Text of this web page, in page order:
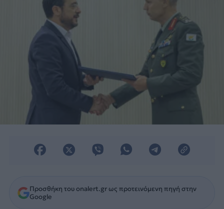
Προσθήκη του onalert.gr ως προτεινόμενη πηγή στην
Google